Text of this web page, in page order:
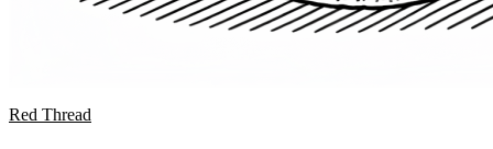
Red Thread